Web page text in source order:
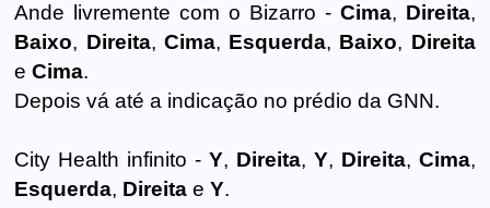
Ande livremente com o Bizarro - Cima, Direita,
Baixo, Direita, Cima, Esquerda, Baixo, Direita
eCima.
Depois vá até a indicação no prédio da GNN.
City Health infinito - Y, Direita, Y, Direita, Cima,
Esquerda, Direita eY.